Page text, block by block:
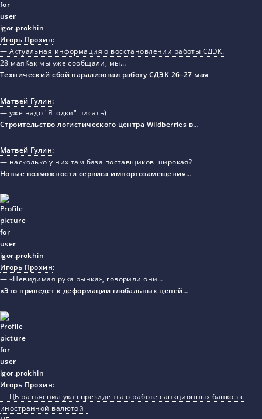
Игорь Прохин:
— Актуальная информация о восстановлении работы СДЭК.
28 маяКак мы уже сообщали, мы…
Технический сбой парализовал работу СДЭК 26–27 мая
Матвей Гулин:
— уже надо "Ягодки" писать)
Строительство логистического центра Wildberries в…
Матвей Гулин:
— насколько у них там база поставщиков широкая?
Новые возможности сервиса импортозамещения…
Игорь Прохин:
— «Невидимая рука рынка», говорили они…
«Это приведет к деформации глобальных цепей…
Игорь Прохин:
— ЦБ разъяснил указ президента о работе санкционных банков с
иностранной валютой